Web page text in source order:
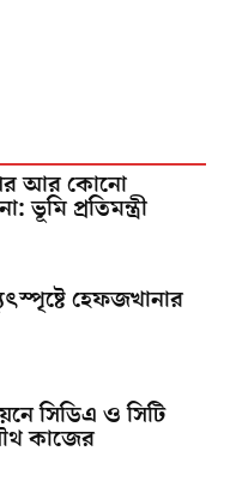
আর কোনো
ভূমি প্রতিমন্ত্রী
হেফজখানার
সিডিএ ও সিটি
কাজের